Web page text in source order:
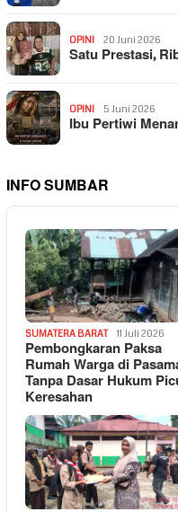
OPINI 20 Juni 2026
Satu Prestasi,
OPINI 5 Juni 2026
Ibu Pertiwi
INFO SUMBAR
SUMATERA BARAT 11 Juli 2026
Pembongkaran Paksa
Rumah Warga di
Tanpa Dasar Hukum
Keresahan